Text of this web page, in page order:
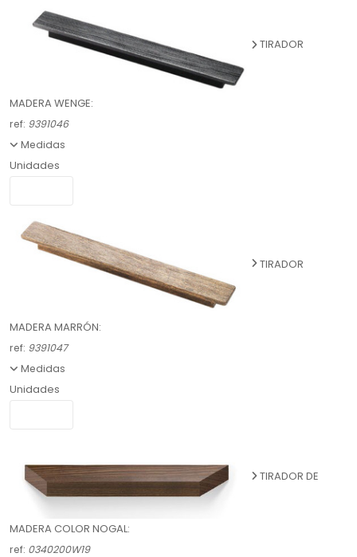
TIRADOR
MADERA WENGE:
ref: 9391046
Medidas
Unidades
TIRADOR
MADERA MARRÓN:
ref: 9391047
Medidas
Unidades
TIRADOR DE
MADERA COLOR NOGAL:
ref: 0340200W19